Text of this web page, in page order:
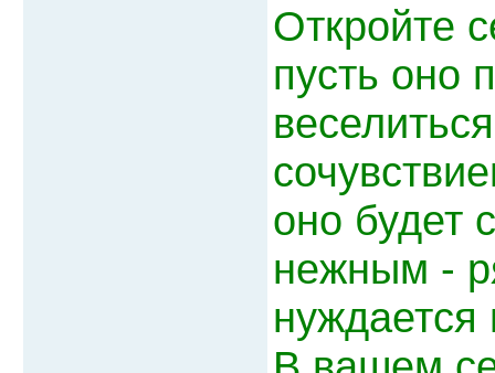
Откройте
пусть оно
оно будет
нежным -